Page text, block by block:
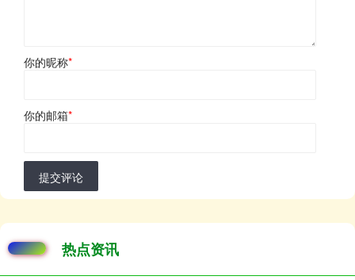
你的昵称*
你的邮箱*
提交评论
热点资讯